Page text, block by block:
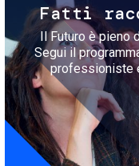
Fatti
Il Futuro è
Segui il
professioniste